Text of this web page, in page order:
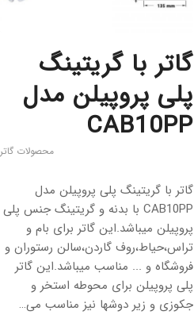
گاتر با گریتینگ
پلی پروپیلن مدل
CAB10PP
محصولات گاتر
گاتر با گریتینگ پلی پروپیلن مدل
CAB10PP با بدنه و گریتینگ جنس پلی
پروپیلن میباشد.این گاتر برای بام و
تراس،حیاط،روف گاردن،سالن رستوران و
فروشگاه و ... مناسب میباشد.این گاتر
پلی پروپیلن برای محوطه استخر و
جکوزی و زیر دوشها نیز مناسب می…